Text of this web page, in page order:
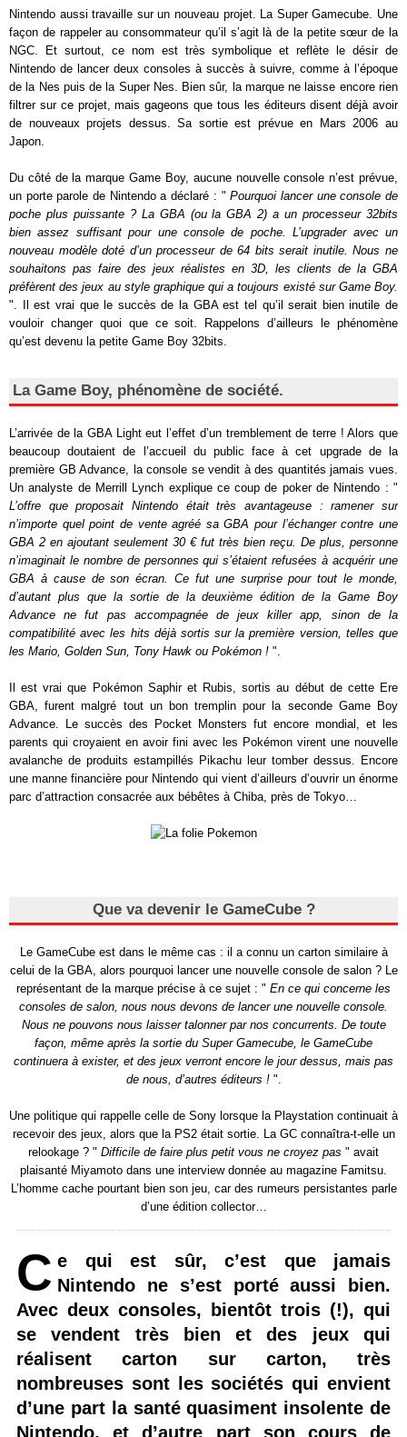
Nintendo aussi travaille sur un nouveau projet. La Super Gamecube. Une
façon de rappeler au consommateur qu’il s’agit là de la petite sœur de la
NGC. Et surtout, ce nom est très symbolique et reflète le désir de
Nintendo de lancer deux consoles à succès à suivre, comme à l’époque
de la Nes puis de la Super Nes. Bien sûr, la marque ne laisse encore rien
filtrer sur ce projet, mais gageons que tous les éditeurs disent déjà avoir
de nouveaux projets dessus. Sa sortie est prévue en Mars 2006 au
Japon.
Du côté de la marque Game Boy, aucune nouvelle console n’est prévue,
un porte parole de Nintendo a déclaré : "Pourquoi lancer une console de
poche plus puissante ? La GBA (ou la GBA 2) a un processeur 32bits
bien assez suffisant pour une console de poche. L’upgrader avec un
nouveau modèle doté d’un processeur de 64 bits serait inutile. Nous ne
souhaitons pas faire des jeux réalistes en 3D, les clients de la GBA
préfèrent des jeux au style graphique qui a toujours existé sur Game Boy.
". Il est vrai que le succès de la GBA est tel qu’il serait bien inutile de
vouloir changer quoi que ce soit. Rappelons d’ailleurs le phénomène
qu’est devenu la petite Game Boy 32bits.
La Game Boy, phénomène de société.
L’arrivée de la GBA Light eut l’effet d’un tremblement de terre ! Alors que
beaucoup doutaient de l’accueil du public face à cet upgrade de la
première GB Advance, la console se vendit à des quantités jamais vues.
Un analyste de Merrill Lynch explique ce coup de poker de Nintendo : "
L’offre que proposait Nintendo était très avantageuse : ramener sur
n’importe quel point de vente agréé sa GBA pour l’échanger contre une
GBA 2 en ajoutant seulement 30 € fut très bien reçu. De plus, personne
n’imaginait le nombre de personnes qui s’étaient refusées à acquérir une
GBA à cause de son écran. Ce fut une surprise pour tout le monde,
d’autant plus que la sortie de la deuxième édition de la Game Boy
Advance ne fut pas accompagnée de jeux killer app, sinon de la
compatibilité avec les hits déjà sortis sur la première version, telles que
les Mario, Golden Sun, Tony Hawk ou Pokémon ! ".
Il est vrai que Pokémon Saphir et Rubis, sortis au début de cette Ere
GBA, furent malgré tout un bon tremplin pour la seconde Game Boy
Advance. Le succès des Pocket Monsters fut encore mondial, et les
parents qui croyaient en avoir fini avec les Pokémon virent une nouvelle
avalanche de produits estampillés Pikachu leur tomber dessus. Encore
une manne financière pour Nintendo qui vient d’ailleurs d’ouvrir un énorme
parc d’attraction consacrée aux bébêtes à Chiba, près de Tokyo…
Que va devenir le GameCube ?
Le GameCube est dans le même cas : il a connu un carton similaire à
celui de la GBA, alors pourquoi lancer une nouvelle console de salon ? Le
représentant de la marque précise à ce sujet : " En ce qui concerne les
consoles de salon, nous nous devons de lancer une nouvelle console.
Nous ne pouvons nous laisser talonner par nos concurrents. De toute
façon, même après la sortie du Super Gamecube, le GameCube
continuera à exister, et des jeux verront encore le jour dessus, mais pas
de nous, d’autres éditeurs !".
Une politique qui rappelle celle de Sony lorsque la Playstation continuait à
recevoir des jeux, alors que la PS2 était sortie. La GC connaîtra-t-elle un
relookage ? " Difficile de faire plus petit vous ne croyez pas " avait
plaisanté Miyamoto dans une interview donnée au magazine Famitsu.
L’homme cache pourtant bien son jeu, car des rumeurs persistantes parle
d’une édition collector…
C e qui est sûr, c’est que jamais
Nintendo ne s’est porté aussi bien.
Avec deux consoles, bientôt trois (!), qui
se vendent très bien et des jeux qui
réalisent carton sur carton, très
nombreuses sont les sociétés qui envient
d’une part la santé quasiment insolente de
Nintendo, et d’autre part son cours de